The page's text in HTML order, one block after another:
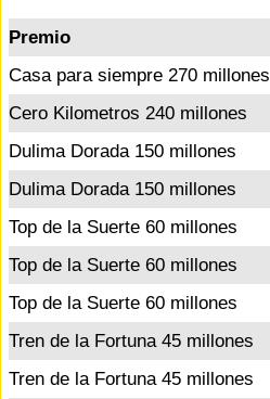
Premio
Casa para siempre 270 millones
Cero Kilometros 240 millones
Dulima Dorada 150 millones
Dulima Dorada 150 millones
Top de la Suerte 60 millones
Top de la Suerte 60 millones
Top de la Suerte 60 millones
Tren de la Fortuna 45 millones
Tren de la Fortuna 45 millones